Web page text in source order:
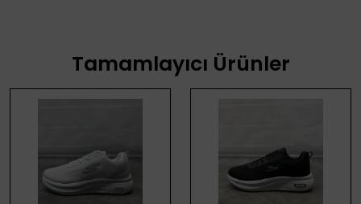
Tamamlayıcı Ürünler